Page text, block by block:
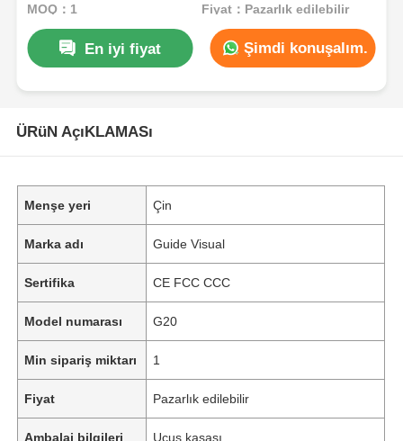
MOQ：1 Fiyat：Pazarlık edilebilir
En iyi fiyat Şimdi konuşalım.
ÜRüN AçıKLAMASı
Menşe yeri Çin
Marka adı Guide Visual
Sertifika CE FCC CCC
Model numarası G20
Min sipariş miktarı 1
Fiyat Pazarlık edilebilir
Ambalaj bilgileri Uçuş kasası